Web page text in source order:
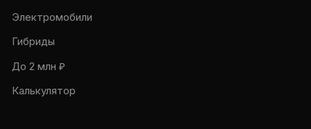
Электромобили
Гибриды
До 2 млн ₽
Калькулятор